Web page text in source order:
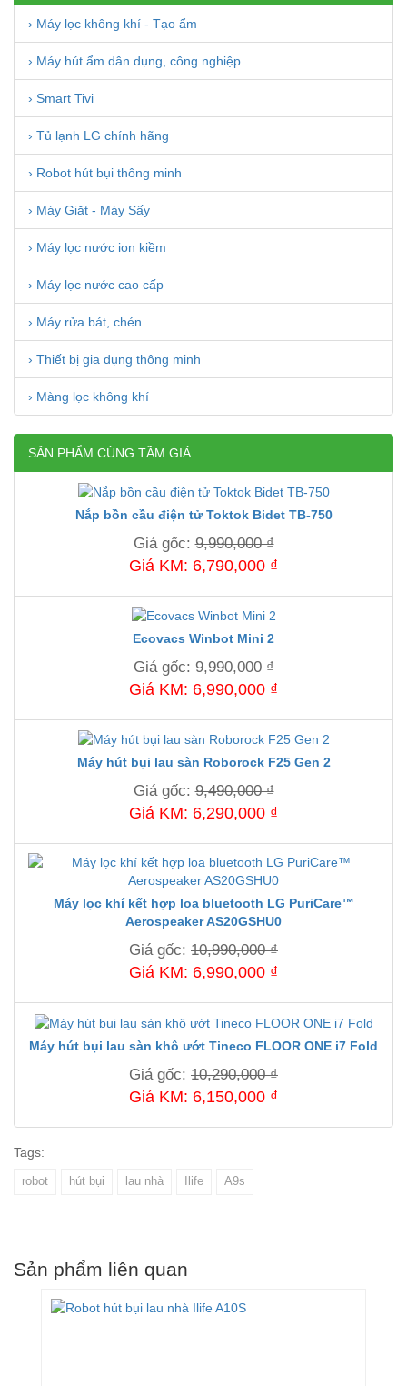
› Máy lọc không khí - Tạo ẩm
› Máy hút ẩm dân dụng, công nghiệp
› Smart Tivi
› Tủ lạnh LG chính hãng
› Robot hút bụi thông minh
› Máy Giặt - Máy Sấy
› Máy lọc nước ion kiềm
› Máy lọc nước cao cấp
› Máy rửa bát, chén
› Thiết bị gia dụng thông minh
› Màng lọc không khí
SẢN PHẨM CÙNG TẦM GIÁ
Nắp bồn cầu điện tử Toktok Bidet TB-750
Giá gốc:9,990,000 ₫
Giá KM: 6,790,000 ₫
Ecovacs Winbot Mini 2
Giá gốc:9,990,000 ₫
Giá KM: 6,990,000 ₫
Máy hút bụi lau sàn Roborock F25 Gen 2
Giá gốc:9,490,000 ₫
Giá KM: 6,290,000 ₫
Máy lọc khí kết hợp loa bluetooth LG PuriCare™
Aerospeaker AS20GSHU0
Giá gốc: 10,990,000 ₫
Giá KM: 6,990,000 ₫
Máy hút bụi lau sàn khô ướt Tineco FLOOR ONE i7 Fold
Giá gốc: 10,290,000 ₫
Giá KM: 6,150,000 ₫
Tags:
robot hút bụi lau nhà Ilife A9s
Sản phẩm liên quan